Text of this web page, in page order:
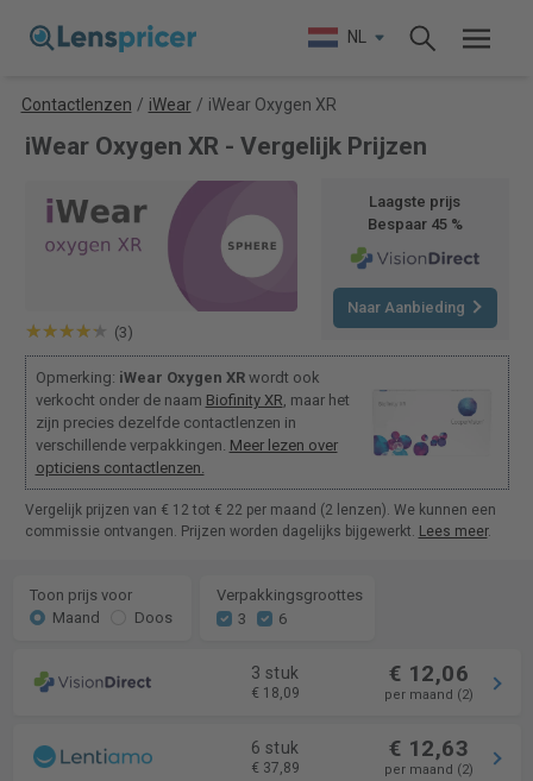
NL
Contactlenzen / iWear / iWear Oxygen XR
iWear Oxygen XR - Vergelijk Prijzen
(3)
Laagste prijs
Bespaar 45 %
Naar Aanbieding
Opmerking: iWear Oxygen XRwordt ook
verkocht onder de naam Biofinity XR, maar het
zijn precies dezelfde contactlenzen in
verschillende verpakkingen. Meer lezen over
opticiens contactlenzen.
Vergelijk prijzen van € 12 tot € 22 per maand (2 lenzen). We kunnen een
commissie ontvangen. Prijzen worden dagelijks bijgewerkt. Lees meer.
Toon prijs voor
Maand
Doos
Verpakkingsgroottes
3
6
3 stuk
€ 18,09
€ 12,06
per maand (2)
6 stuk
€ 37,89
€ 12,63
per maand (2)